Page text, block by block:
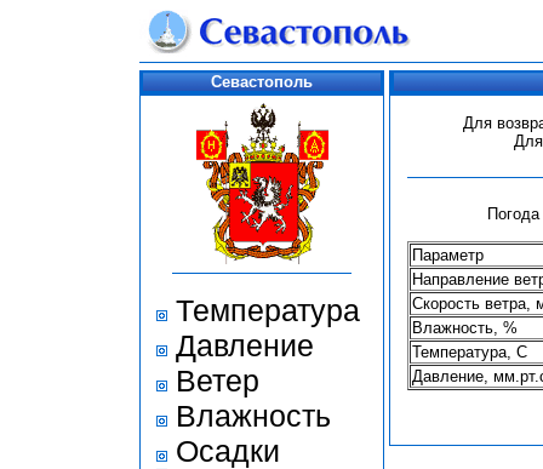
Севастополь
Температура
Давление
Ветер
Влажность
Осадки
Для
Параметр
Направление
Скорость ветра,
Влажность, %
Температура, С
Давление,